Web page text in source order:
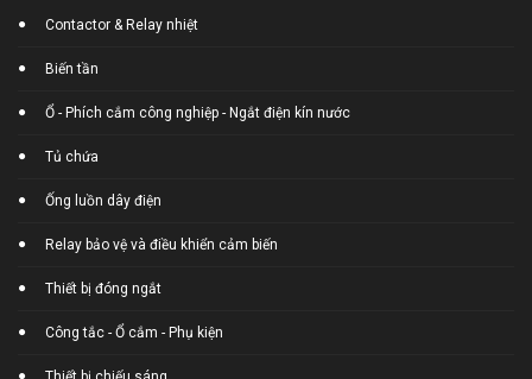
Contactor & Relay nhiệt
Biến tần
Ổ - Phích cắm công nghiệp - Ngắt điện kín nước
Tủ chứa
Ống luồn dây điện
Relay bảo vệ và điều khiển cảm biến
Thiết bị đóng ngắt
Công tắc - Ổ cắm - Phụ kiện